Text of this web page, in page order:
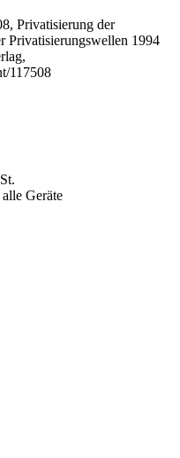
Privatisierung der
Privatisierungswellen 1994
117508
Geräte